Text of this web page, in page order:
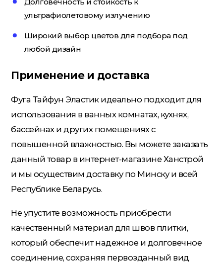
Электрика
ультрафиолетовому излучению
Широкий выбор цветов для подбора под
любой дизайн
Применение и доставка
Фуга Тайфун Эластик идеально подходит для
использования в ванных комнатах, кухнях,
бассейнах и других помещениях с
повышенной влажностью. Вы можете заказать
данный товар в интернет-магазине Ханстрой
и мы осуществим доставку по Минску и всей
Республике Беларусь.
Не упустите возможность приобрести
качественный материал для швов плитки,
который обеспечит надежное и долговечное
соединение, сохраняя первозданный вид